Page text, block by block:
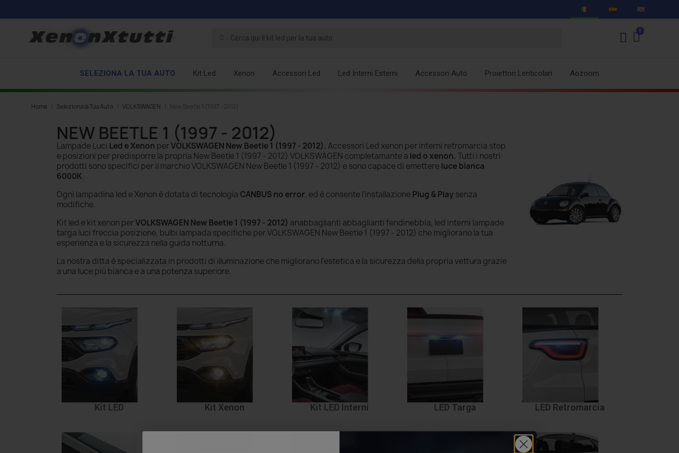
SELEZIONA LA TUA AUTO Kit Led Xenon Accessori Led Led Interni Esterni Accessori Auto Proiettori Lenticolari Aozoom
Home Seleziona la Tua Auto VOLKSWAGEN New Beetle 1 (1997 - 2012)
NEW BEETLE 1 (1997 - 2012)
Lampade Luci Led e Xenon perVOLKSWAGEN New Beetle 1 (1997 - 2012). Accessori Led xenon per interni retromarcia stop
e posizioni per predisporre la propria New Beetle 1 (1997 - 2012) VOLKSWAGEN completamante a led o xenon. Tutti i nostri
prodotti sono specifici per il marchio VOLKSWAGEN New Beetle 1 (1997 - 2012) e sono capace di emettere luce bianca
6000K.
Ogni lampadina led e Xenon è dotata di tecnologia CANBUS no error, ed è consente l'installazione Plug & Playsenza
modifiche.
Kit led e kit xenon perVOLKSWAGEN New Beetle 1 (1997 - 2012) anabbaglianti abbaglianti fendinebbia, led interni lampade
targa luci freccia posizione, bulbi lampada specifiche per VOLKSWAGEN New Beetle 1 (1997 - 2012) che migliorano la tua
esperienza e la sicurezza nella guida notturna.
La nostra ditta è specializzata in prodotti di illuminazione che migliorano l'estetica e la sicurezza della propria vettura grazie
a una luce più bianca e a una potenza superiore.
Kit LED Kit Xenon Kit LED Interni LED Targa LED Retromarcia